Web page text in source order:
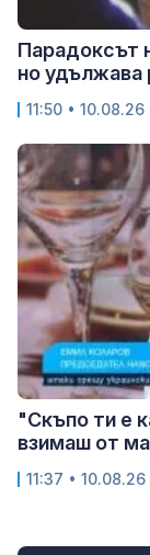
Парадоксът
но удължава
11:50 • 10.08.26
"Скъпо ти е
взимаш от
11:37 • 10.08.26